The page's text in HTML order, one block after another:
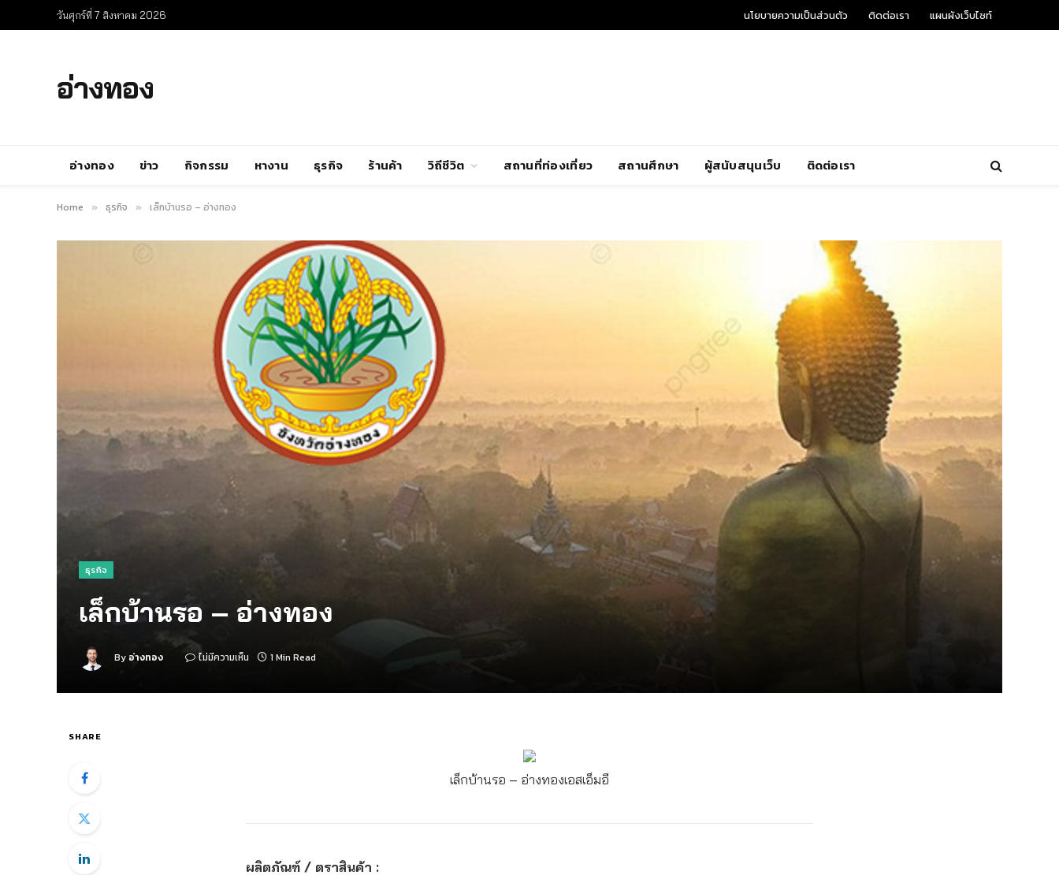
วันศุกร์ที่ 7 สิงหาคม 2026 นโยบายความเป็นส่วนตัว ติดต่อเรา แผนผังเว็บไซท์
อ่างทอง
อ่างทอง ข่าว กิจกรรม หางาน ธุรกิจ ร้านค้า วิถีชีวิต สถานที่ท่องเที่ยว สถานศึกษา ผู้สนับสนุนเว็บ ติดต่อเรา
Home » ธุรกิจ » เล็กบ้านรอ – อ่างทอง
ธุรกิจ
เล็กบ้านรอ – อ่างทอง
By อ่างทอง ไม่มีความเห็น 1 Min Read
SHARE
เล็กบ้านรอ – อ่างทองเอสเอ็มอี
ผลิตภัณฑ์ / ตราสินค้า :